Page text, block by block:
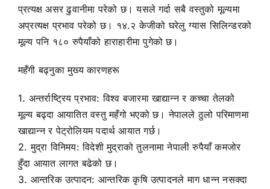
प्रत्यक्ष असर ढुवानीमा परेको छ। यसले गर्दा सबै वस्तुको मूल्यमा
अप्रत्यक्ष प्रभाव परेको छ। १४.२ केजीको घरेलु ग्यास सिलिन्डरको
मूल्य पनि १८० रुपैयाँको हाराहारीमा पुगेको छ।
महँगी बढ्नुका मुख्य कारणहरू
1. अन्तर्राष्ट्रिय प्रभाव: विश्व बजारमा खाद्यान्न र कच्चा तेलको
मूल्य बढ्दा आयातित वस्तु महँगो भएको छ। नेपालले ठुलो परिमाणमा
खाद्यान्न र पेट्रोलियम पदार्थ आयात गर्छ।
2. मुद्रा विनिमय: विदेशी मुद्राको तुलनामा नेपाली रुपैयाँ कमजोर
हुँदा आयात लागत बढेको छ।
3. आन्तरिक उत्पादन: आन्तरिक कृषि उत्पादनले माग धान्न नसक्दा